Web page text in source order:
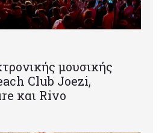
μουσικής
Club Joezi,
και Rivo